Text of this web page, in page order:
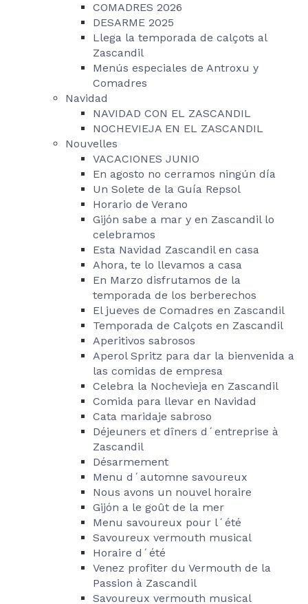
COMADRES 2026
DESARME 2025
Llega la temporada de calçots al
Zascandil
Menús especiales de Antroxu y
Comadres
Navidad
NAVIDAD CON EL ZASCANDIL
NOCHEVIEJA EN EL ZASCANDIL
Nouvelles
VACACIONES JUNIO
En agosto no cerramos ningún día
Un Solete de la Guía Repsol
Horario de Verano
Gijón sabe a mar y en Zascandil lo
celebramos
Esta Navidad Zascandil en casa
Ahora, te lo llevamos a casa
En Marzo disfrutamos de la
temporada de los berberechos
El jueves de Comadres en Zascandil
Temporada de Calçots en Zascandil
Aperitivos sabrosos
Aperol Spritz para dar la bienvenida a
las comidas de empresa
Celebra la Nochevieja en Zascandil
Comida para llevar en Navidad
Cata maridaje sabroso
Déjeuners et dîners d´entreprise à
Zascandil
Désarmement
Menu d´automne savoureux
Nous avons un nouvel horaire
Gijón a le goût de la mer
Menu savoureux pour l´été
Savoureux vermouth musical
Horaire d´été
Venez profiter du Vermouth de la
Passion à Zascandil
Savoureux vermouth musical